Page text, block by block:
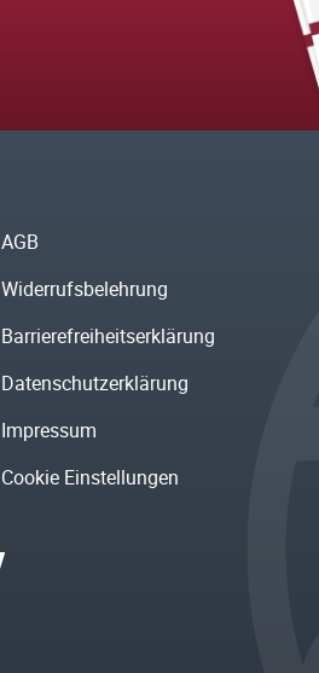
AGB
Widerrufsbelehrung
Barrierefreiheitserklärung
Datenschutzerklärung
Impressum
Cookie Einstellungen